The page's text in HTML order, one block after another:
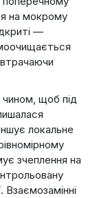
на мокрому
—
чином, щоб під
локальне
зчеплення на
Взаємозамінні